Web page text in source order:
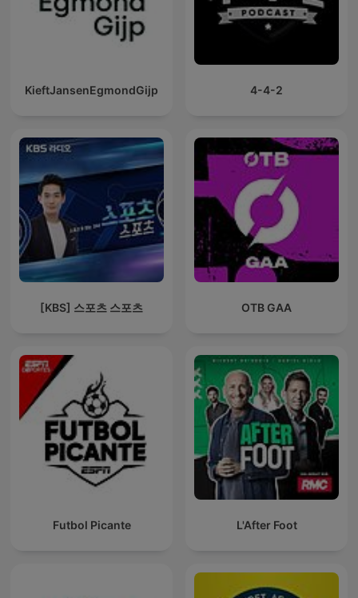
KieftJansenEgmondGijp 4-4-2
[KBS] 스포츠 스포츠 OTB GAA
Futbol Picante L'After Foot